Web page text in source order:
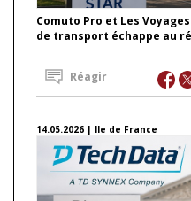
Comuto Pro et Les
de transport échappe au
Réagir
14.05.2026 | Ile de France